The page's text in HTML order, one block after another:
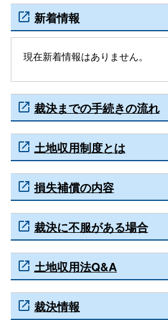
新着情報
現在新着情報はありません。
裁決までの手続きの流れ
土地収用制度とは
損失補償の内容
裁決に不服がある場合
土地収用法Q&A
裁決情報